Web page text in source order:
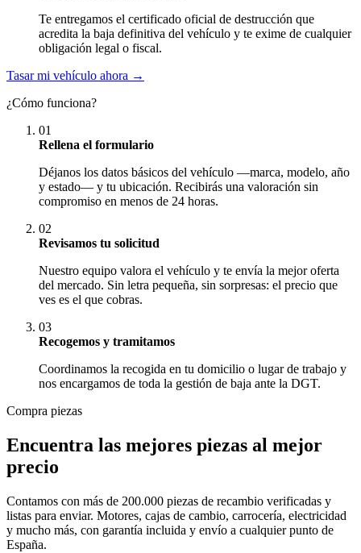
Te entregamos el certificado oficial de destrucción que
acredita la baja definitiva del vehículo y te exime de cualquier
obligación legal o fiscal.
Tasar mi vehículo ahora →
¿Cómo funciona?
01
Rellena el formulario
Déjanos los datos básicos del vehículo —marca, modelo, año
y estado— y tu ubicación. Recibirás una valoración sin
compromiso en menos de 24 horas.
02
Revisamos tu solicitud
Nuestro equipo valora el vehículo y te envía la mejor oferta
del mercado. Sin letra pequeña, sin sorpresas: el precio que
ves es el que cobras.
03
Recogemos y tramitamos
Coordinamos la recogida en tu domicilio o lugar de trabajo y
nos encargamos de toda la gestión de baja ante la DGT.
Compra piezas
Encuentra las mejores piezas al mejor
precio
Contamos con más de 200.000 piezas de recambio verificadas y
listas para enviar. Motores, cajas de cambio, carrocería, electricidad
y mucho más, con garantía incluida y envío a cualquier punto de
España.